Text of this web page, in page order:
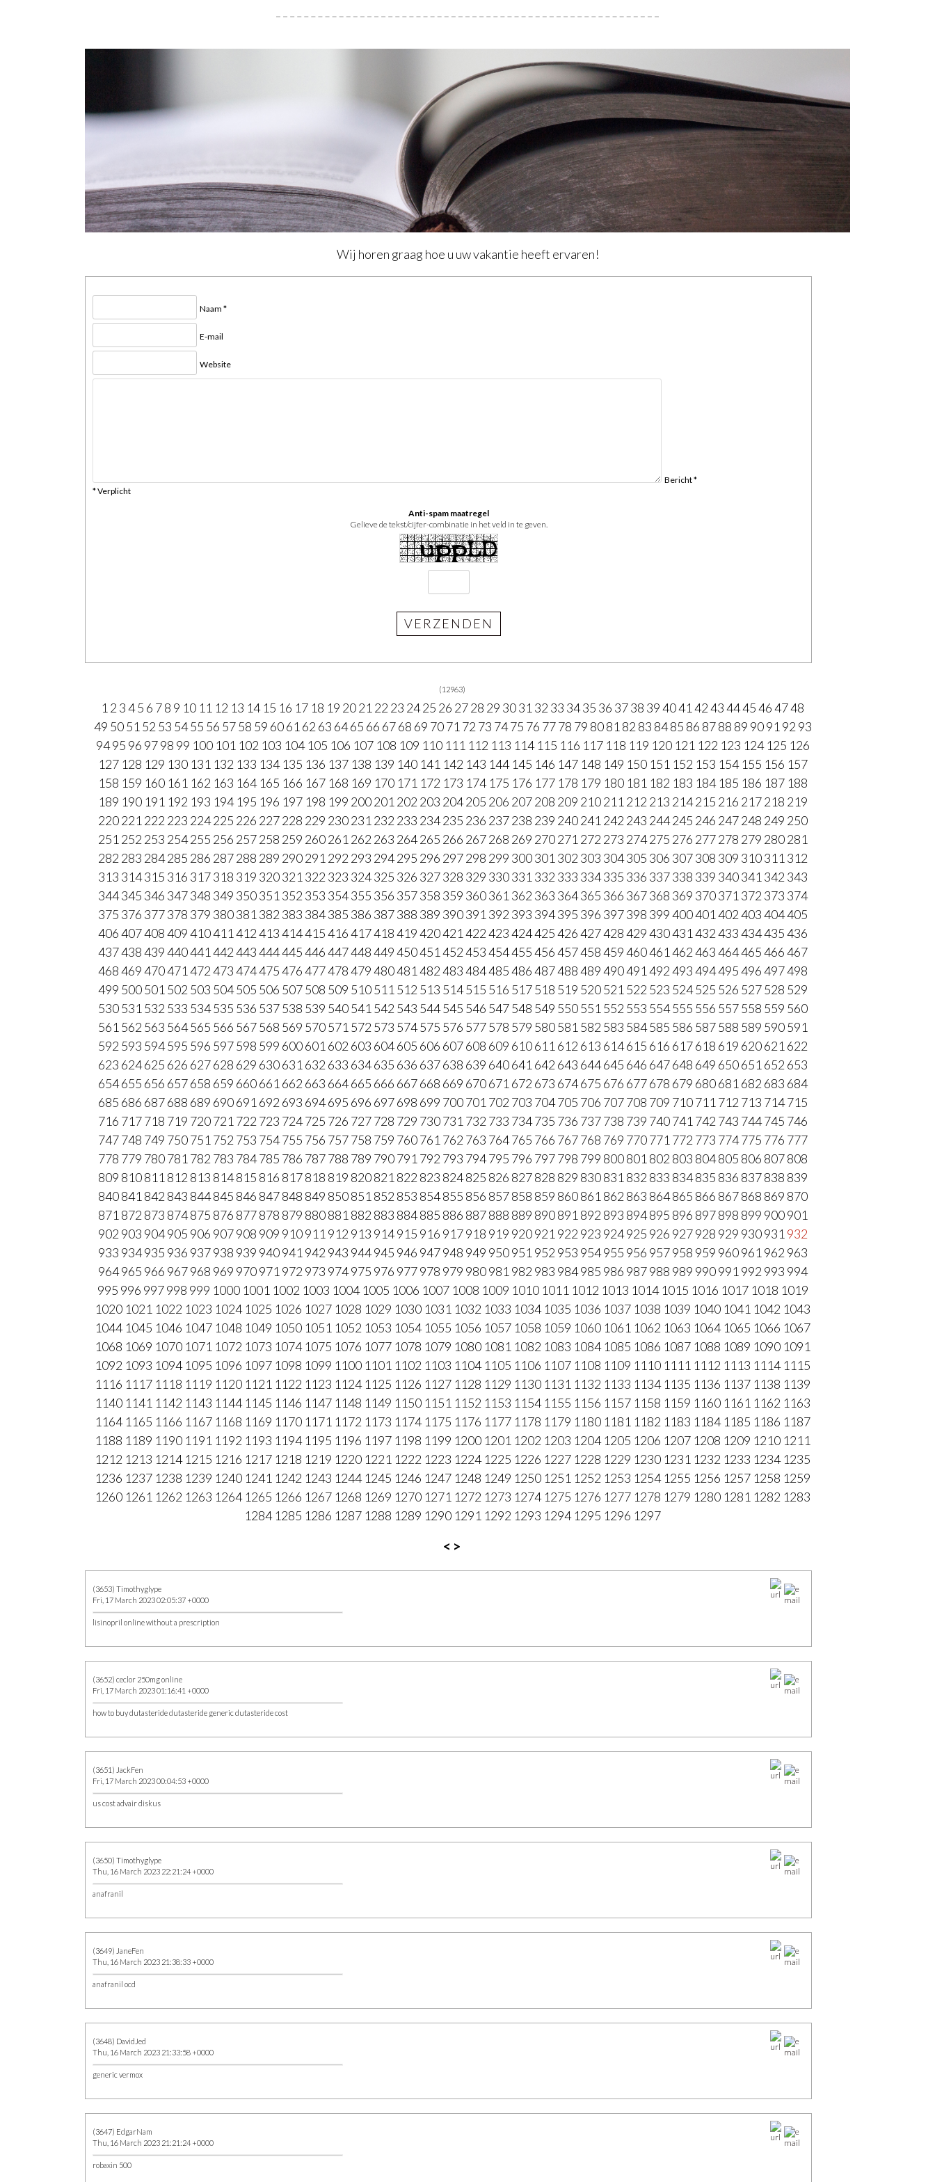
Wij horen graag hoe u uw vakantie heeft ervaren!
Naam *
E-mail
Website
Bericht *
* Verplicht
Anti-spam maatregel
Gelieve de tekst/cijfer-combinatie in het veld in te geven.
(12963)
1 2 345 6 78 9 10 11 12 13 14 15 16 17 18 19 2021 22 23 2425 26 2728 29 3031 32 33 3435 36 3738 394041 42434445464748
49 50 51 52 53 54 55 56 57 58 59 60 61 62 63 64 65 66 67 68 69 70 71 72 73 74 75 76 77 78 79 80 81 82 83 84 85 86 87 88 89 90 91 92 93
94 95 96 97 98 99 100 101 102 103 104 105 106 107 108 109 110 111 112 113 114 115 116 117 118 119 120 121 122 123 124 125 126
127 128 129 130 131 132 133 134 135 136 137 138 139 140 141 142 143 144 145 146 147 148 149 150 151 152 153 154 155 156 157
158 159 160 161 162 163 164 165 166 167 168 169 170 171 172 173 174 175 176 177 178 179 180 181 182 183 184 185 186 187 188
189 190 191 192 193 194 195 196 197 198 199 200 201 202 203 204 205 206 207 208 209 210 211 212 213 214 215 216 217 218 219
220 221 222 223 224 225 226 227 228 229 230 231 232 233 234 235 236 237 238 239 240 241 242 243 244 245 246 247 248 249 250
251 252 253 254 255 256 257 258 259 260 261 262 263 264 265 266 267 268 269 270 271 272 273 274 275 276 277 278 279 280 281
282 283 284 285 286 287 288 289 290 291 292 293 294 295 296 297 298 299 300 301 302 303 304 305 306 307 308 309 310 311 312
313 314 315 316 317 318 319 320 321 322 323 324 325 326 327 328 329 330 331 332 333 334 335 336 337 338 339 340 341 342 343
344 345 346 347 348 349 350 351 352 353 354 355 356 357 358 359 360 361 362 363 364 365 366 367 368 369 370 371 372 373 374
375 376 377 378 379 380 381 382 383 384 385 386 387 388 389 390 391 392 393 394 395 396 397 398 399400401 402403404405
406407408409410411 412413414415416417418419420421 422423424425426427428429430431 432433434435436
437438439440441 442443444445446447448449450451 452453454455456457458459460461 462463464465466467
468469470471 472473474475476477478479480481 482483484485486487488489490491 492493494495496497498
499 500 501 502 503 504 505 506 507 508 509 510 511 512 513 514 515 516 517 518 519 520 521 522 523 524 525 526 527 528 529
530 531 532 533 534 535 536 537 538 539 540 541 542 543 544 545 546 547 548 549 550 551 552 553 554 555 556 557 558 559 560
561 562 563 564 565 566 567 568 569 570 571 572 573 574 575 576 577 578 579 580 581 582 583 584 585 586 587 588 589 590 591
592 593 594 595 596 597 598 599 600 601 602 603 604 605 606 607 608 609 610 611 612 613 614 615 616 617 618 619 620 621 622
623 624 625 626 627 628 629 630 631 632 633 634 635 636 637 638 639 640 641 642 643 644 645 646 647 648 649 650 651 652 653
654 655 656 657 658 659 660 661 662 663 664 665 666 667 668 669 670 671 672 673 674 675 676 677 678 679 680 681 682 683 684
685 686 687 688 689 690 691 692 693 694 695 696 697 698 699 700 701 702 703 704 705 706 707 708 709 710 711 712 713 714 715
716 717 718 719 720 721 722 723 724 725 726 727 728 729 730 731 732 733 734 735 736 737 738 739 740 741 742 743 744 745 746
747 748 749 750 751 752 753 754 755 756 757 758 759 760 761 762 763 764 765 766 767 768 769 770 771 772 773 774 775 776 777
778 779 780 781 782 783 784 785 786 787 788 789 790 791 792 793 794 795 796 797 798 799 800 801 802 803 804 805 806 807 808
809 810 811 812 813 814 815 816 817 818 819 820 821 822 823 824 825 826 827 828 829 830 831 832 833 834 835 836 837 838 839
840 841 842 843 844 845 846 847 848 849 850 851 852 853 854 855 856 857 858 859 860 861 862 863 864 865 866 867 868 869 870
871 872 873 874 875 876 877 878 879 880 881 882 883 884 885 886 887 888 889 890 891 892 893 894 895 896 897 898 899 900 901
902 903 904 905 906 907 908 909 910 911 912 913 914 915 916 917 918 919 920 921 922 923 924 925 926 927 928 929 930 931 932
933 934 935 936 937 938 939 940 941 942 943 944 945 946 947 948 949 950 951 952 953 954 955 956 957 958 959 960 961 962 963
964 965 966 967 968 969 970 971 972 973 974 975 976 977 978 979 980 981 982 983 984 985 986 987 988 989 990 991 992 993 994
995 996 997 998 999 1000 1001 1002 1003 1004 1005 1006 1007 1008 1009 1010 1011 1012 1013 1014 1015 1016 1017 1018 1019
1020 1021 1022 1023 1024 1025 1026 1027 1028 1029 1030 1031 1032 1033 1034 1035 1036 1037 1038 1039 1040 1041 1042 1043
1044 1045 1046 1047 1048 1049 1050 1051 1052 1053 1054 1055 1056 1057 1058 1059 1060 1061 1062 1063 1064 1065 1066 1067
1068 1069 1070 1071 1072 1073 1074 1075 1076 1077 1078 1079 1080 1081 1082 1083 1084 1085 1086 1087 1088 1089 1090 1091
1092 1093 1094 1095 1096 1097 1098 1099 1100 1101 1102 1103 1104 1105 1106 1107 1108 1109 1110 1111 1112 1113 1114 1115
1116 1117 1118 1119 1120 1121 1122 1123 1124 1125 1126 1127 1128 1129 1130 1131 1132 1133 1134 1135 1136 1137 1138 1139
1140 1141 1142 1143 1144 1145 1146 1147 1148 1149 1150 1151 1152 1153 1154 1155 1156 1157 1158 1159 1160 1161 1162 1163
1164 1165 1166 1167 1168 1169 1170 1171 1172 1173 1174 1175 1176 1177 1178 1179 1180 1181 1182 1183 1184 1185 1186 1187
1188 1189 1190 1191 1192 1193 1194 1195 1196 1197 1198 1199 1200 1201 1202 1203 1204 1205 1206 1207 1208 1209 1210 1211
1212 1213 1214 1215 1216 1217 1218 1219 1220 1221 1222 1223 1224 1225 1226 1227 1228 1229 1230 1231 1232 1233 1234 1235
1236 1237 1238 1239 1240 1241 1242 1243 1244 1245 1246 1247 1248 1249 1250 1251 1252 1253 1254 1255 1256 1257 1258 1259
1260 1261 1262 1263 1264 1265 1266 1267 1268 1269 1270 1271 1272 1273 1274 1275 1276 1277 1278 1279 1280 1281 1282 1283
1284 1285 1286 1287 1288 1289 1290 1291 1292 1293 1294 1295 1296 1297
< >
(3653) Timothyglype
Fri, 17 March 2023 02:05:37 +0000
lisinopril online without a prescription
(3652) ceclor 250mg online
Fri, 17 March 2023 01:16:41 +0000
how to buy dutasteride dutasteride generic dutasteride cost
(3651) JackFen
Fri, 17 March 2023 00:04:53 +0000
us cost advair diskus
(3650) Timothyglype
Thu, 16 March 2023 22:21:24 +0000
anafranil
(3649) JaneFen
Thu, 16 March 2023 21:38:33 +0000
anafranil ocd
(3648) DavidJed
Thu, 16 March 2023 21:33:58 +0000
generic vermox
(3647) EdgarNam
Thu, 16 March 2023 21:21:24 +0000
robaxin 500